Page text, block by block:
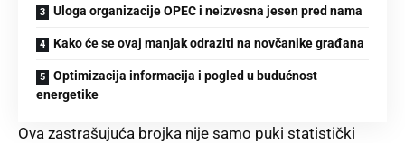
Uloga organizacije OPEC i neizvesna jesen pred nama
Kako će se ovaj manjak odraziti na novčanike građana
Optimizacija informacija i pogled u budućnost
energetike
Ova zastrašujuća brojka nije samo puki statistički